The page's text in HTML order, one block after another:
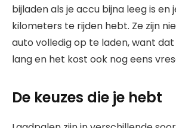
bijladen als je accu bijna leeg is en
kilometers te rijden hebt. Ze zijn
auto volledig op te laden, want
lang en het kost ook nog eens
De keuzes die je hebt